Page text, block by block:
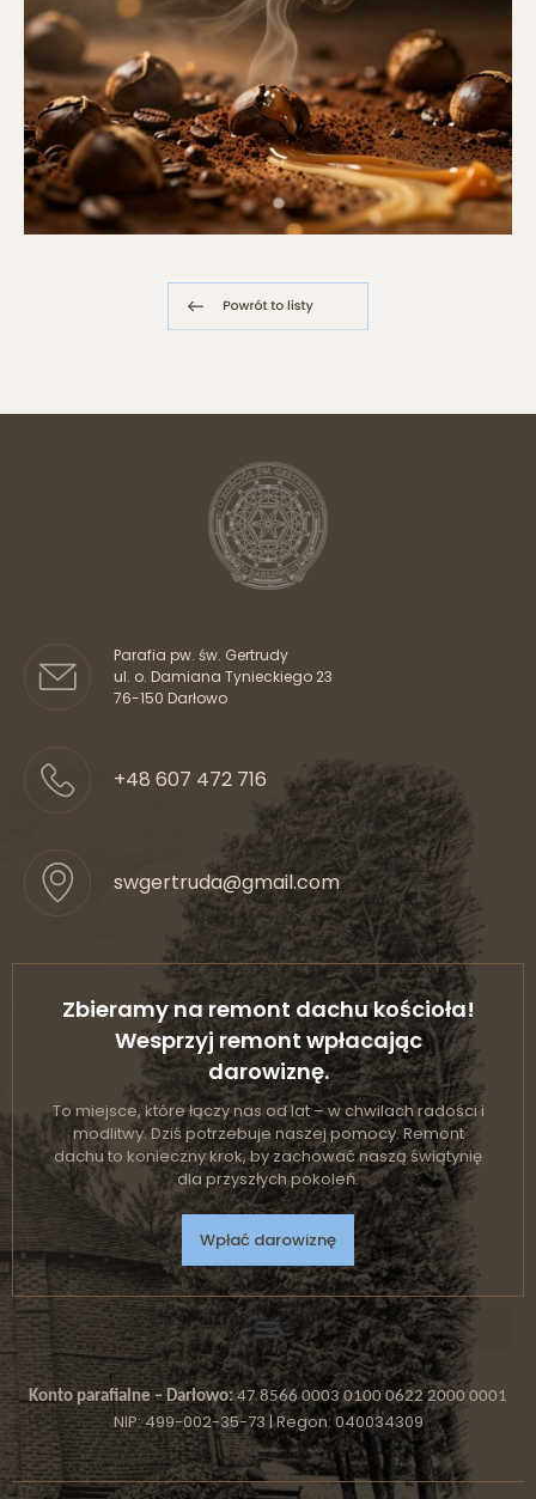
Parafia pw. św. Gertrudy
ul. o. Damiana Tynieckiego 23
76-150 Darłowo
+48 607 472 716
swgertruda@gmail.com
Zbieramy na remont dachu kościoła!
Wesprzyj remont wpłacając
darowiznę.
To miejsce, które łączy nas od lat – w chwilach radości i
modlitwy. Dziś potrzebuje naszej pomocy. Remont
dachu to konieczny krok, by zachować naszą świątynię
dla przyszłych pokoleń.
Wpłać darowiznę
Konto parafialne – Darłowo:47 8566 0003 0100 0622 2000 0001
NIP: 499-002-35-73 | Regon: 040034309